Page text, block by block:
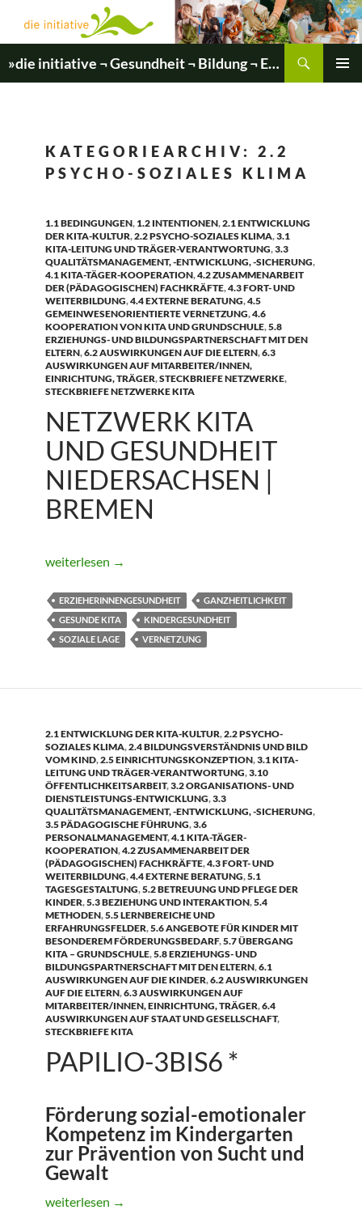
Inhalt
springen
»die initiative ¬ Gesundheit ¬ Bildung ¬ Entwicklung«
KATEGORIEARCHIV: 2.2
PSYCHO-SOZIALES KLIMA
1.1 BEDINGUNGEN, 1.2 INTENTIONEN,2.1 ENTWICKLUNG
DER KITA-KULTUR,2.2 PSYCHO-SOZIALES KLIMA,3.1
KITA-LEITUNG UND TRÄGER-VERANTWORTUNG,3.3
QUALITÄTSMANAGEMENT, -ENTWICKLUNG, -SICHERUNG,
4.1 KITA-TÄGER-KOOPERATION,4.2 ZUSAMMENARBEIT
DER (PÄDAGOGISCHEN) FACHKRÄFTE,4.3 FORT- UND
WEITERBILDUNG,4.4 EXTERNE BERATUNG,4.5
GEMEINWESENORIENTIERTE VERNETZUNG,4.6
KOOPERATION VON KITA UND GRUNDSCHULE,5.8
ERZIEHUNGS- UND BILDUNGSPARTNERSCHAFT MIT DEN
ELTERN,6.2 AUSWIRKUNGEN AUF DIE ELTERN,6.3
AUSWIRKUNGEN AUF MITARBEITER/INNEN,
EINRICHTUNG, TRÄGER,STECKBRIEFE NETZWERKE,
STECKBRIEFE NETZWERKE KITA
NETZWERK KITA
UND GESUNDHEIT
NIEDERSACHSEN |
BREMEN
Netzwerk Kita und Gesundheit Niedersachsen | Bremen
weiterlesen →
ERZIEHERINNENGESUNDHEIT
GANZHEITLICHKEIT
GESUNDE KITA
KINDERGESUNDHEIT
SOZIALE LAGE
VERNETZUNG
2.1 ENTWICKLUNG DER KITA-KULTUR,2.2 PSYCHO-
SOZIALES KLIMA,2.4 BILDUNGSVERSTÄNDNIS UND BILD
VOM KIND,2.5 EINRICHTUNGSKONZEPTION,3.1 KITA-
LEITUNG UND TRÄGER-VERANTWORTUNG,3.10
ÖFFENTLICHKEITSARBEIT,3.2 ORGANISATIONS- UND
DIENSTLEISTUNGS-ENTWICKLUNG,3.3
QUALITÄTSMANAGEMENT, -ENTWICKLUNG, -SICHERUNG,
3.5 PÄDAGOGISCHE FÜHRUNG,3.6
PERSONALMANAGEMENT,4.1 KITA-TÄGER-
KOOPERATION,4.2 ZUSAMMENARBEIT DER
(PÄDAGOGISCHEN) FACHKRÄFTE,4.3 FORT- UND
WEITERBILDUNG,4.4 EXTERNE BERATUNG,5.1
TAGESGESTALTUNG,5.2 BETREUUNG UND PFLEGE DER
KINDER,5.3 BEZIEHUNG UND INTERAKTION,5.4
METHODEN,5.5 LERNBEREICHE UND
ERFAHRUNGSFELDER,5.6 ANGEBOTE FÜR KINDER MIT
BESONDEREM FÖRDERUNGSBEDARF,5.7 ÜBERGANG
KITA – GRUNDSCHULE,5.8 ERZIEHUNGS- UND
BILDUNGSPARTNERSCHAFT MIT DEN ELTERN,6.1
AUSWIRKUNGEN AUF DIE KINDER,6.2 AUSWIRKUNGEN
AUF DIE ELTERN,6.3 AUSWIRKUNGEN AUF
MITARBEITER/INNEN, EINRICHTUNG, TRÄGER,6.4
AUSWIRKUNGEN AUF STAAT UND GESELLSCHAFT,
STECKBRIEFE KITA
PAPILIO-3BIS6 *
Förderung sozial-emotionaler
Kompetenz im Kindergarten
zur Prävention von Sucht und
Gewalt
Papilio-3bis6 *
weiterlesen →